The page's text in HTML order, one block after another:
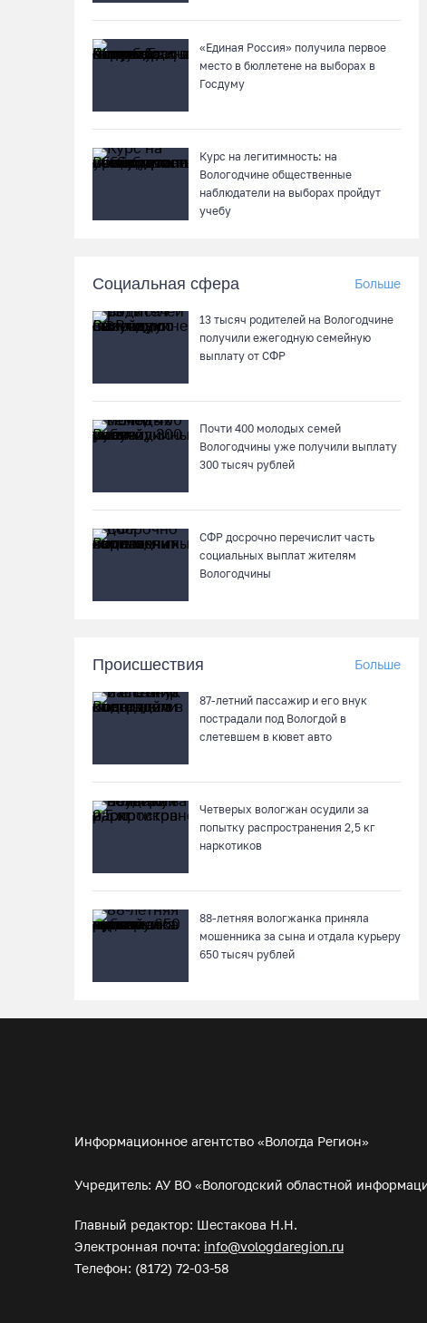
«Единая Россия» получила первое
место в бюллетене на выборах в
Госдуму
Курс на легитимность: на
Вологодчине общественные
наблюдатели на выборах пройдут
учебу
Социальная сфера Больше
13 тысяч родителей на Вологодчине
получили ежегодную семейную
выплату от СФР
Почти 400 молодых семей
Вологодчины уже получили выплату
300 тысяч рублей
СФР досрочно перечислит часть
социальных выплат жителям
Вологодчины
Происшествия Больше
87-летний пассажир и его внук
пострадали под Вологдой в
слетевшем в кювет авто
Четверых вологжан осудили за
попытку распространения 2,5 кг
наркотиков
88-летняя вологжанка приняла
мошенника за сына и отдала курьеру
650 тысяч рублей
Информационное агентство «Вологда Регион»
Учредитель: АУ ВО «Вологодский областной
Главный редактор: Шестакова Н.Н.
Электронная почта: info@vologdaregion.ru
Телефон: (8172) 72-03-58